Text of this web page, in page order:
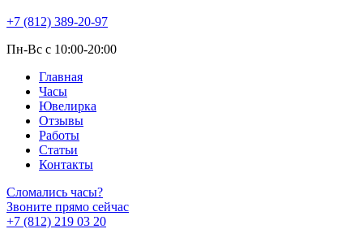
+7 (812) 389-20-97
Пн-Вс с 10:00-20:00
Главная
Часы
Ювелирка
Отзывы
Работы
Статьи
Контакты
Сломались часы?
Звоните прямо сейчас
+7 (812) 219 03 20